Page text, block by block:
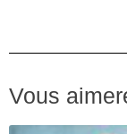
Vous